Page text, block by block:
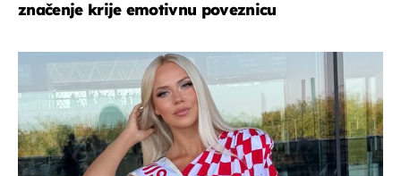
značenje krije emotivnu poveznicu